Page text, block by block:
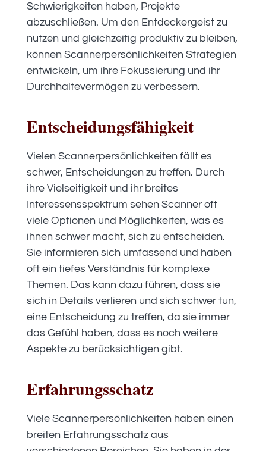
Schwierigkeiten haben, Projekte
abzuschließen. Um den Entdeckergeist zu
nutzen und gleichzeitig produktiv zu bleiben,
können Scannerpersönlichkeiten Strategien
entwickeln, um ihre Fokussierung und ihr
Durchhaltevermögen zu verbessern.
Entscheidungsfähigkeit
Vielen Scannerpersönlichkeiten fällt es
schwer, Entscheidungen zu treffen. Durch
ihre Vielseitigkeit und ihr breites
Interessensspektrum sehen Scanner oft
viele Optionen und Möglichkeiten, was es
ihnen schwer macht, sich zu entscheiden.
Sie informieren sich umfassend und haben
oft ein tiefes Verständnis für komplexe
Themen. Das kann dazu führen, dass sie
sich in Details verlieren und sich schwer tun,
eine Entscheidung zu treffen, da sie immer
das Gefühl haben, dass es noch weitere
Aspekte zu berücksichtigen gibt.
Erfahrungsschatz
Viele Scannerpersönlichkeiten haben einen
breiten Erfahrungsschatz aus